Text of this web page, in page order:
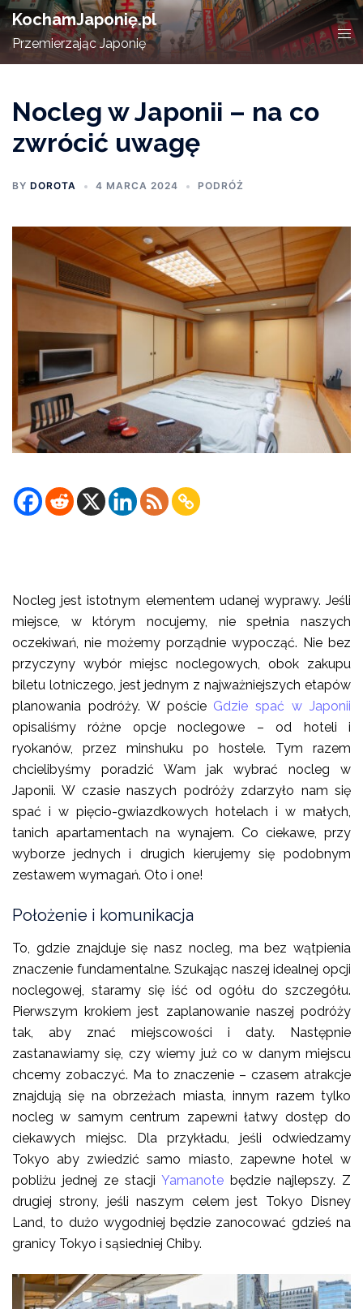
Skip
to
content
KochamJaponię.pl
Przemierzając Japonię
Nocleg w Japonii – na co
zwrócić uwagę
BY DOROTA 4 MARCA 2024 PODRÓŻ
Nocleg jest istotnym elementem udanej wyprawy. Jeśli
miejsce, w którym nocujemy, nie spełnia naszych
oczekiwań, nie możemy porządnie wypocząć. Nie bez
przyczyny wybór miejsc noclegowych, obok zakupu
biletu lotniczego, jest jednym z najważniejszych etapów
planowania podróży. W poście Gdzie spać w Japonii
opisaliśmy różne opcje noclegowe – od hoteli i
ryokanów, przez minshuku po hostele. Tym razem
chcielibyśmy poradzić Wam jak wybrać nocleg w
Japonii. W czasie naszych podróży zdarzyło nam się
spać i w pięcio-gwiazdkowych hotelach i w małych,
tanich apartamentach na wynajem. Co ciekawe, przy
wyborze jednych i drugich kierujemy się podobnym
zestawem wymagań. Oto i one!
Położenie i komunikacja
To, gdzie znajduje się nasz nocleg, ma bez wątpienia
znaczenie fundamentalne. Szukając naszej idealnej opcji
noclegowej, staramy się iść od ogółu do szczegółu.
Pierwszym krokiem jest zaplanowanie naszej podróży
tak, aby znać miejscowości i daty. Następnie
zastanawiamy się, czy wiemy już co w danym miejscu
chcemy zobaczyć. Ma to znaczenie – czasem atrakcje
znajdują się na obrzeżach miasta, innym razem tylko
nocleg w samym centrum zapewni łatwy dostęp do
ciekawych miejsc. Dla przykładu, jeśli odwiedzamy
Tokyo aby zwiedzić samo miasto, zapewne hotel w
pobliżu jednej ze stacji Yamanote będzie najlepszy. Z
drugiej strony, jeśli naszym celem jest Tokyo Disney
Land, to dużo wygodniej będzie zanocować gdzieś na
granicy Tokyo i sąsiedniej Chiby.